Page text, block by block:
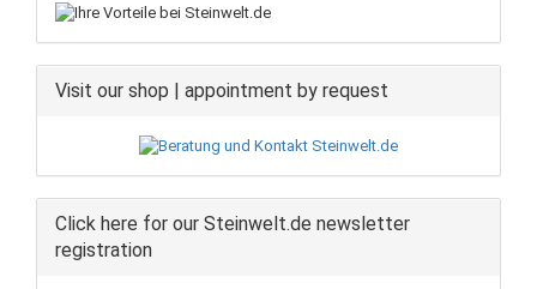
Visit our shop | appointment by request
Click here for our Steinwelt.de newsletter
registration